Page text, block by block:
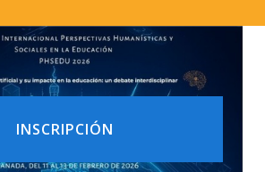
INSCRIPCIÓN